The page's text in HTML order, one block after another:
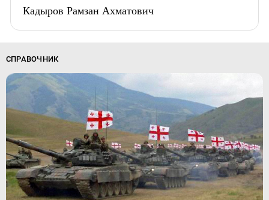
Кадыров Рамзан Ахматович
СПРАВОЧНИК